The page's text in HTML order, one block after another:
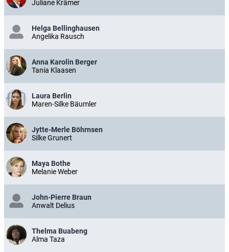
Juliane Krämer
Helga Bellinghausen
Angelika Rausch
Anna Karolin Berger
Tania Klaasen
Laura Berlin
Maren-Silke Bäumler
Jytte-Merle Böhrnsen
Silke Grunert
Maya Bothe
Melanie Weber
John-Pierre Braun
Anwalt Delius
Thelma Buabeng
Alma Taza